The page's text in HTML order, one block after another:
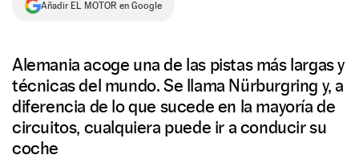
SÍGUENOS
Añadir EL MOTOR en Google
Alemania acoge una de las pistas más largas y
técnicas del mundo. Se llama Nürburgring y, a
diferencia de lo que sucede en la mayoría de
circuitos, cualquiera puede ir a conducir su
coche